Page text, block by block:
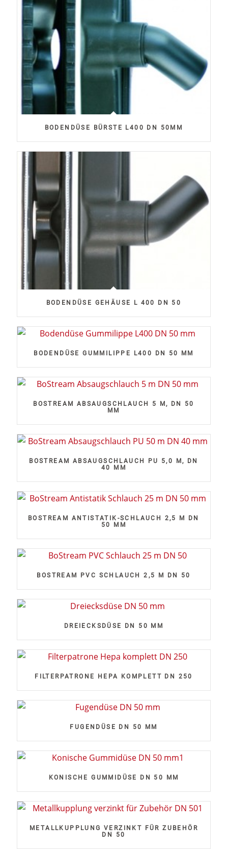
BODENDÜSE BÜRSTE L400 DN 50MM
BODENDÜSE GEHÄUSE L 400 DN 50
BODENDÜSE GUMMILIPPE L400 DN 50 MM
BOSTREAM ABSAUGSCHLAUCH 5 M, DN 50
MM
BOSTREAM ABSAUGSCHLAUCH PU 5,0 M, DN
40 MM
BOSTREAM ANTISTATIK-SCHLAUCH 2,5 M DN
50 MM
BOSTREAM PVC SCHLAUCH 2,5 M DN 50
DREIECKSDÜSE DN 50 MM
FILTERPATRONE HEPA KOMPLETT DN 250
FUGENDÜSE DN 50 MM
KONISCHE GUMMIDÜSE DN 50 MM
METALLKUPPLUNG VERZINKT FÜR ZUBEHÖR
DN 50